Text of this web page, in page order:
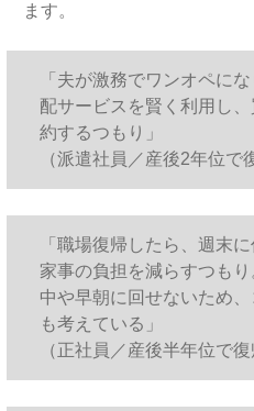
ます。
「夫が激務でワンオペに
配サービスを賢く利用し
約するつもり」
（派遣社員／産後2年位で
「職場復帰したら、週末
家事の負担を減らすつも
中や早朝に回せないため
も考えている」
（正社員／産後半年位で復